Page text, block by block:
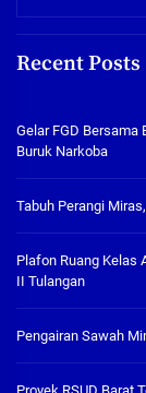
Recent Posts
Gelar FGD Bersama
Buruk Narkoba
Tabuh Perangi
Plafon Ruang Kelas
II Tulangan
Pengairan Sawah